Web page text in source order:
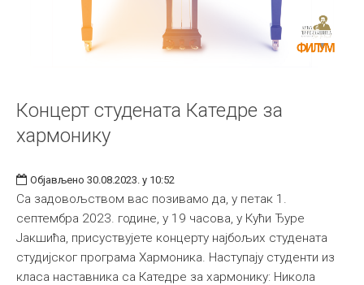
Концерт студената Катедре за
хармонику
Објављено 30.08.2023. у 10:52
Са задовољством вас позивамо да, у петак 1.
септембра 2023. године, у 19 часова, у Кући Ђуре
Јакшића, присуствујете концерту најбољих студената
студијског програма Хармоника. Наступају студенти из
класа наставника са Катедре за хармонику: Никола